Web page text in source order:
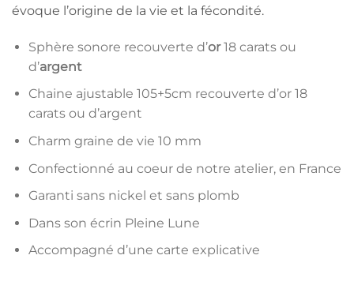
évoque l’origine de la vie et la fécondité.
Sphère sonore recouverte d’or18 carats ou
d’argent
Chaine ajustable 105+5cm recouverte d’or 18
carats ou d’argent
Charm graine de vie 10 mm
Confectionné au coeur de notre atelier, en France
Garanti sans nickel et sans plomb
Dans son écrin Pleine Lune
Accompagné d’une carte explicative